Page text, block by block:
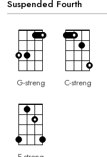
Suspended Fourth
G-streng C-streng